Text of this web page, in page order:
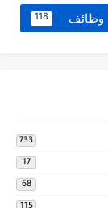
وظائف 118
733
17
68